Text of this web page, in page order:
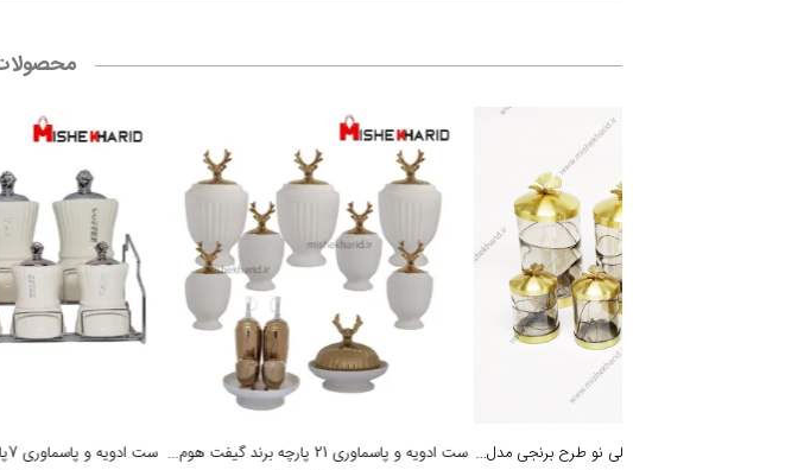
پاسماوری و جای ادویه سالی نو طرح برنجی مدل پروانه ست ادویه و پاسماوری 21 پارچه برند گیفت هوم مدل گوزن طلایی کد 3141